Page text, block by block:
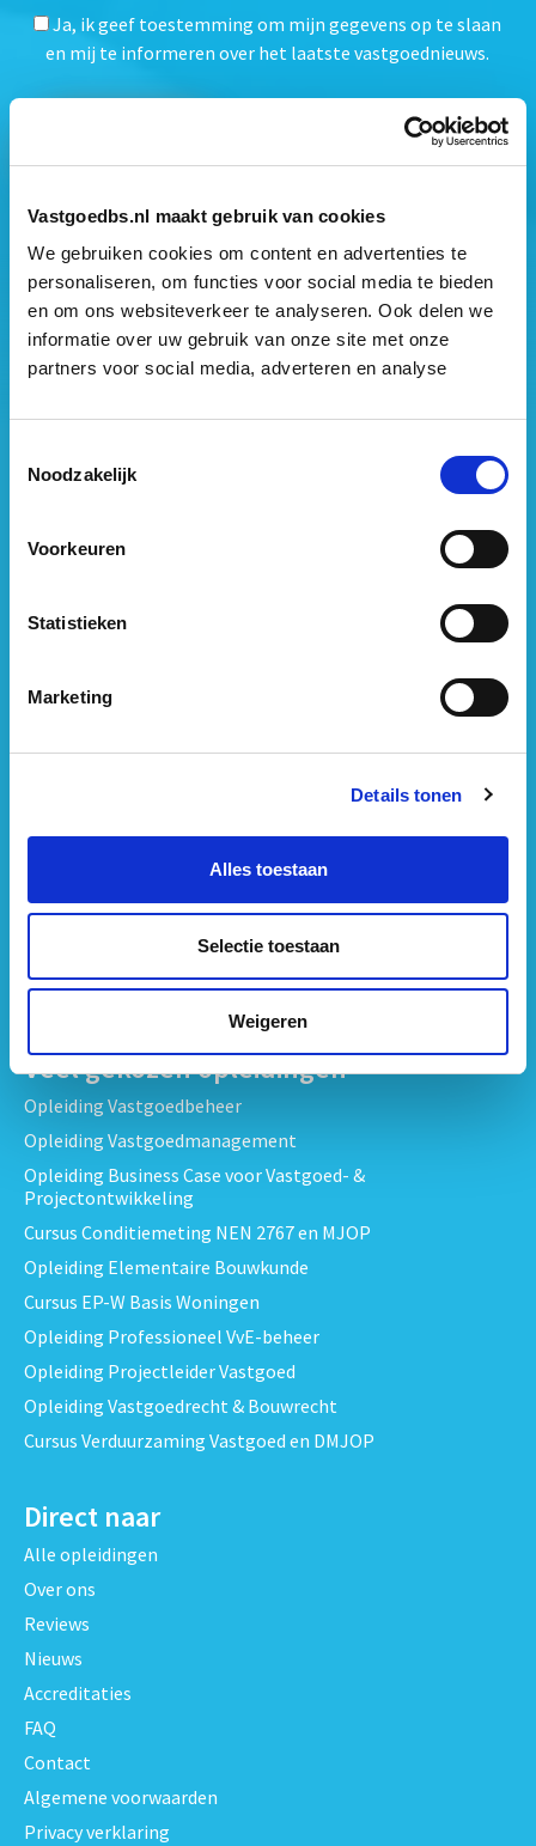
Vastgoedbs.nl maakt gebruik van cookies
We gebruiken cookies om content en advertenties te
personaliseren, om functies voor social media te bieden
en om ons websiteverkeer te analyseren. Ook delen we
informatie over uw gebruik van onze site met onze
partners voor social media, adverteren en analyse
Noodzakelijk
Voorkeuren
Statistieken
Marketing
Details tonen
Alles toestaan
Selectie toestaan
Weigeren
Ja, ik geef toestemming om mijn gegevens op te slaan
en mij te informeren over het laatste vastgoednieuws.
Vastgoed Business School
Philitelaan 73
5617 AM Eindhoven
088 – 091 00 00
info@vastgoedbs.nl
KvK: 34153807
Neem contact
Opleidingen per onderwerp
Strategisch Vastgoedmanagement & Beleid opleidingen
Vastgoedbeheer & Exploitatie opleidingen
Projectontwikkeling & Vastgoedprojecten opleidingen
Bekijk alle opleidingen
Veel gekozen opleidingen
Opleiding Vastgoedbeheer
Opleiding Vastgoedmanagement
Opleiding Business Case voor Vastgoed- &
Projectontwikkeling
Cursus Conditiemeting NEN 2767 en MJOP
Opleiding Elementaire Bouwkunde
Cursus EP-W Basis Woningen
Opleiding Professioneel VvE-beheer
Opleiding Projectleider Vastgoed
Opleiding Vastgoedrecht & Bouwrecht
Cursus Verduurzaming Vastgoed en DMJOP
Direct naar
Alle opleidingen
Over ons
Reviews
Nieuws
Accreditaties
FAQ
Contact
Algemene voorwaarden
Privacy verklaring